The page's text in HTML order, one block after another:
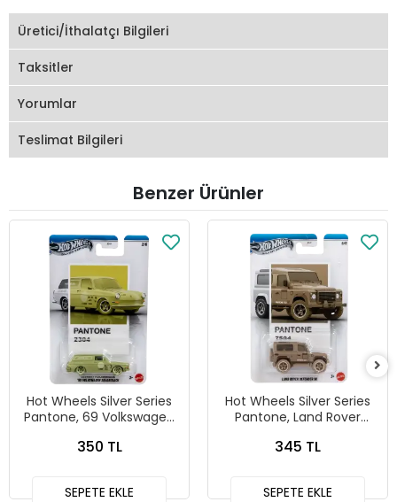
Üretici/İthalatçı Bilgileri
Taksitler
Yorumlar
Teslimat Bilgileri
Benzer Ürünler
Hot Wheels Silver Series
Pantone, 69 Volkswagen
350 TL
SEPETE EKLE
Hot Wheels Silver Series
Pantone, Land Rover
345 TL
SEPETE EKLE